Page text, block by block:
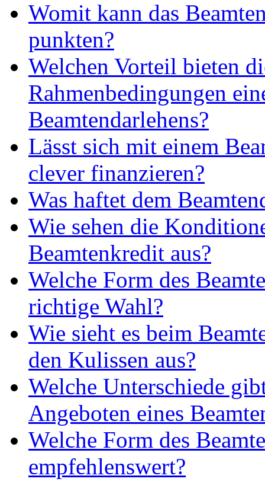
Womit kann das
punkten?
Welchen Vorteil bieten
Rahmenbedingungen
Beamtendarlehens?
Lässt sich mit einem
clever finanzieren?
Was haftet dem
Wie sehen die
Beamtenkredit aus?
Welche Form des
richtige Wahl?
Wie sieht es beim
den Kulissen aus?
Welche Unterschiede
Angeboten eines
Welche Form des
empfehlenswert?